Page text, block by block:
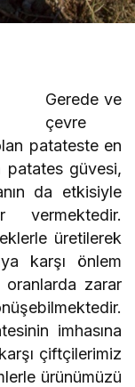
Gerede ve
çevre
patateste en
patates güvesi,
da etkisiyle
üretilerek
karşı önlem
oranlarda zarar
imhasına
çiftçilerimiz
ürünümüzü